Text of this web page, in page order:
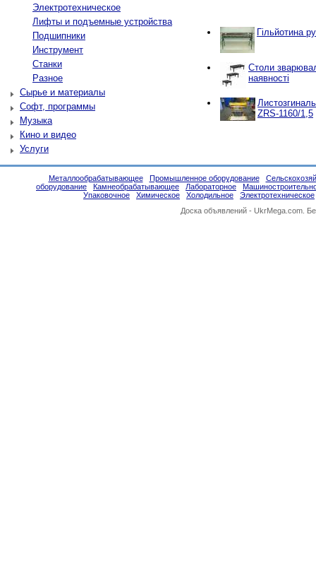
Электротехническое
Лифты и подъемные устройства
Подшипники
Инструмент
Станки
Разное
Сырье и материалы
Софт, программы
Музыка
Кино и видео
Услуги
Гільйотина
Столи
наявності
ZRS-1160/1,5
Металлообрабатывающее Промышленное оборудование
оборудование
Камнеобрабатывающее Лабораторное
Упаковочное
Химическое Холодильное
Электротехническое
Доска объявлений - UkrMega.com.